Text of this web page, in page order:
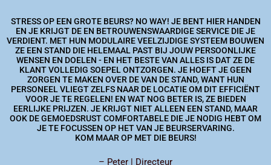
STRESS OP EEN GROTE BEURS? NO WAY! JE BENT HIER HANDEN
EN JE KRIJGT DE EN BETROUWENSWAARDIGE SERVICE DIE JE
VERDIENT. MET HUN MODULAIRE VEELZIJDIGE SYSTEEM BOUWEN
ZE EEN STAND DIE HELEMAAL PAST BIJ JOUW PERSOONLIJKE
WENSEN EN DOELEN - EN HET BESTE VAN ALLES IS DAT ZE DE
KLANT VOLLEDIG SOEPEL ONTZORGEN. JE HOEFT JE GEEN
ZORGEN TE MAKEN OVER DE VAN DE STAND, WANT HUN
PERSONEEL VLIEGT ZELFS NAAR DE LOCATIE OM DIT EFFICIËNT
VOOR JE TE REGELEN! EN WAT NOG BETER IS, ZE BIEDEN
EERLIJKE PRIJZEN. JE KRIJGT NIET ALLEEN EEN STAND, MAAR
OOK DE GEMOEDSRUST COMFORTABELE DIE JE NODIG HEBT OM
JE TE FOCUSSEN OP HET VAN JE BEURSERVARING.
KOM MAAR OP MET DIE BEURS!
– Peter | Directeur